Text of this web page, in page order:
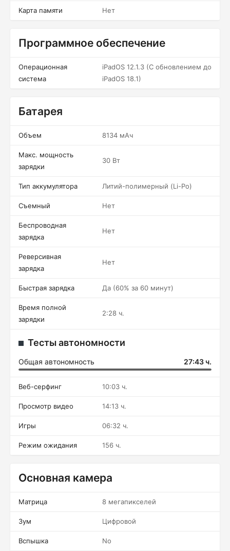
Карта памяти Нет
Программное обеспечение
Операционная
система
iPadOS 12.1.3 (С обновлением до
iPadOS 18.1)
Батарея
Объем 8134 мАч
Макс. мощность
зарядки
30 Вт
Тип аккумулятора Литий-полимерный (Li-Po)
Съемный Нет
Беспроводная
зарядка
Нет
Реверсивная
зарядка
Нет
Быстрая зарядка Да (60% за 60 минут)
Время полной
зарядки
2:28 ч.
Тесты автономности
Общая автономность 27:43 ч.
Веб-серфинг 10:03 ч.
Просмотр видео 14:13 ч.
Игры 06:32 ч.
Режим ожидания 156 ч.
Основная камера
Матрица 8 мегапикселей
Зум Цифровой
Вспышка No